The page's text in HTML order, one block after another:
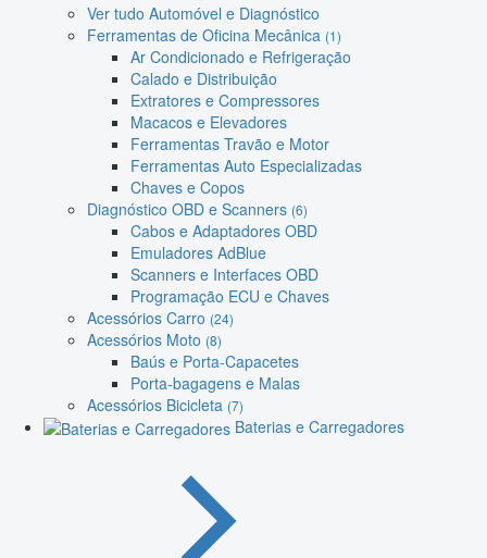
Ver tudo Automóvel e Diagnóstico
Ferramentas de Oficina Mecânica (1)
Ar Condicionado e Refrigeração
Calado e Distribuição
Extratores e Compressores
Macacos e Elevadores
Ferramentas Travão e Motor
Ferramentas Auto Especializadas
Chaves e Copos
Diagnóstico OBD e Scanners (6)
Cabos e Adaptadores OBD
Emuladores AdBlue
Scanners e Interfaces OBD
Programação ECU e Chaves
Acessórios Carro (24)
Acessórios Moto (8)
Baús e Porta-Capacetes
Porta-bagagens e Malas
Acessórios Bicicleta (7)
Baterias e Carregadores